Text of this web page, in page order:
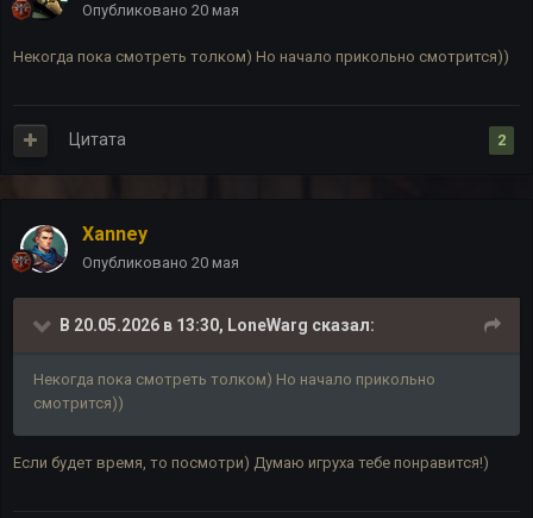
Опубликовано 20 мая
Некогда пока смотреть толком) Но начало прикольно смотрится))
2
Цитата
Xanney
Опубликовано 20 мая
В 20.05.2026 в 13:30, LoneWarg сказал:
Некогда пока смотреть толком) Но начало прикольно
смотрится))
Если будет время, то посмотри) Думаю игруха тебе понравится!)